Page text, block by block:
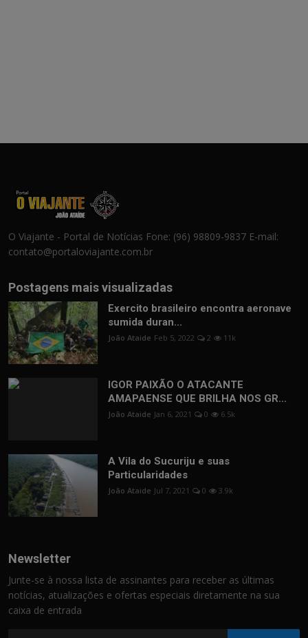
O Viajante - Portal de Notícias Fone: (96) 98809-9837 E-mail:
contato@portaloviajante.com.br
Postagens mais visualizadas
Exercito brasileiro encontra aeronave
sumida duran...
João Ataide Feb 5, 2022 2 11k
IGOR PAIXÃO O ATACANTE
AMAPAENSE QUE BRILHA NOS GR...
João Ataide Jan 6, 2021 0 6.5k
A Vila do Sucuriju e suas
Particularidades
João Ataide Jul 7, 2021 0 3.9k
Newsletter
Junte-se à nossa lista de assinantes para receber as últimas
notícias, atualizações e ofertas especiais diretamente na sua
caixa de entrada